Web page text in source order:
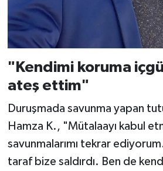
"Kendimi koruma
ateş ettim"
Duruşmada savunma yapan
Hamza K., "Mütalaayı kabul
savunmalarımı tekrar
taraf bize saldırdı. Ben de